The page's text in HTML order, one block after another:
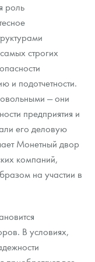
роль
строгих
и подотчетности.
— они
предприятия и
его деловую
Монетный двор
компаний,
на участии в
В условиях,